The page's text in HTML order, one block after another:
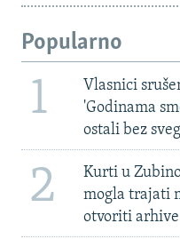
Popularno
1
Vlasnici
'Godinama
ostali bez
2
Kurti u
mogla trajati
otvoriti arhive